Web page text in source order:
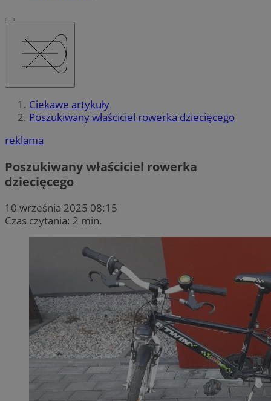
Ciekawe artykuły
Poszukiwany właściciel rowerka dziecięcego
reklama
Poszukiwany właściciel rowerka
dziecięcego
10 września 2025 08:15
Czas czytania: 2 min.